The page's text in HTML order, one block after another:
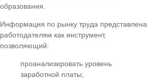
образования.
Информация по рынку труда представлена
работодателям как инструмент,
позволяющий:
проанализировать уровень
заработной платы;